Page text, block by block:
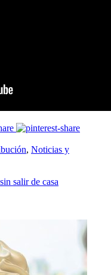
, Noticias y
salir de casa